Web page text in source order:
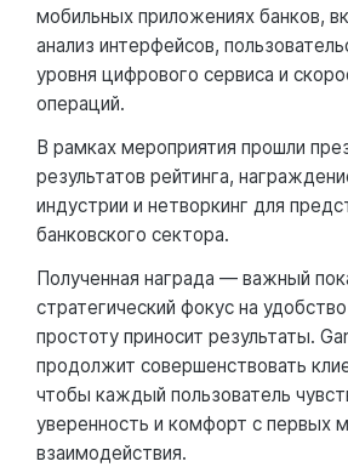
мобильных приложениях банков,
анализ интерфейсов,
уровня цифрового сервиса и
операций.
В рамках мероприятия прошли
результатов рейтинга,
индустрии и нетворкинг для
банковского сектора.
Полученная награда — важный
стратегический фокус на
простоту приносит результаты.
продолжит совершенствовать
чтобы каждый пользователь
уверенность и комфорт с первых
взаимодействия.